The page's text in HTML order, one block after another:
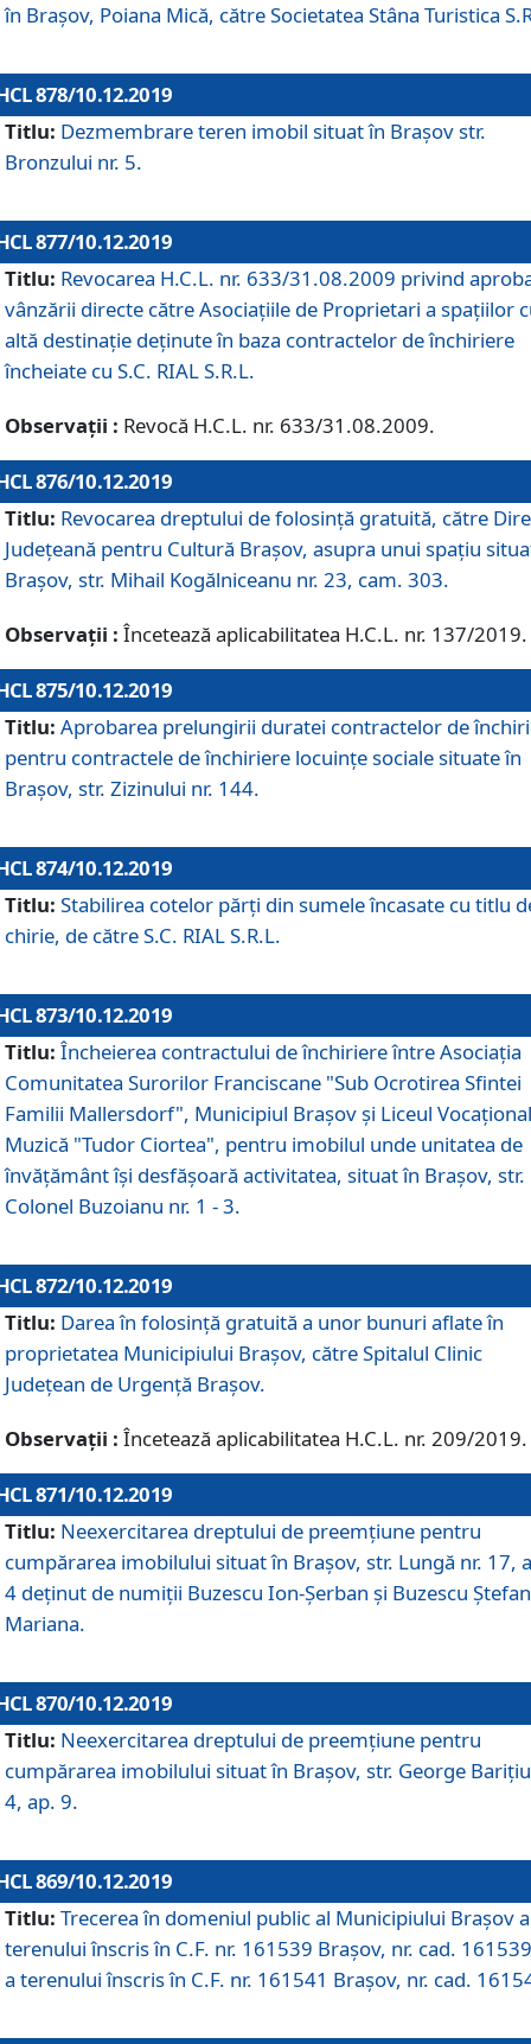
în Brașov, Poiana Mică, către Societatea Stâna Turistica
878/10.12.2019
Titlu: Dezmembrare teren imobil situat în Brașov str.
Bronzului nr. 5.
877/10.12.2019
Titlu: Revocarea H.C.L. nr. 633/31.08.2009 privind
vânzării directe către Asociațiile de Proprietari a spațiilor
altă destinație deținute în baza contractelor de închiriere
încheiate cu S.C. RIAL S.R.L.
Observații : Revocă H.C.L. nr. 633/31.08.2009.
876/10.12.2019
Titlu: Revocarea dreptului de folosinţă gratuită, către
Judeţeană pentru Cultură Braşov, asupra unui spaţiu
Braşov, str. Mihail Kogălniceanu nr. 23, cam. 303.
Observații : Încetează aplicabilitatea H.C.L. nr. 137/2019.
875/10.12.2019
Titlu: Aprobarea prelungirii duratei contractelor de
pentru contractele de închiriere locuinţe sociale situate în
Braşov, str. Zizinului nr. 144.
874/10.12.2019
Titlu: Stabilirea cotelor părți din sumele încasate cu titlu
chirie, de către S.C. RIAL S.R.L.
873/10.12.2019
Titlu: Încheierea contractului de închiriere între Asociația
Comunitatea Surorilor Franciscane "Sub Ocrotirea Sfintei
Familii Mallersdorf", Municipiul Braşov şi Liceul
Muzică "Tudor Ciortea", pentru imobilul unde unitatea de
învățământ îşi desfăşoară activitatea, situat în Braşov, str.
Colonel Buzoianu nr. 1 - 3.
872/10.12.2019
Titlu: Darea în folosinţă gratuită a unor bunuri aflate în
proprietatea Municipiului Braşov, către Spitalul Clinic
Judeţean de Urgenţă Braşov.
Observații : Încetează aplicabilitatea H.C.L. nr. 209/2019.
871/10.12.2019
Titlu: Neexercitarea dreptului de preemţiune pentru
cumpărarea imobilului situat în Braşov, str. Lungă nr. 17,
4 deţinut de numiţii Buzescu Ion-Şerban și Buzescu
Mariana.
870/10.12.2019
Titlu: Neexercitarea dreptului de preemţiune pentru
cumpărarea imobilului situat în Braşov, str. George
4, ap. 9.
869/10.12.2019
Titlu: Trecerea în domeniul public al Municipiului Braşov a
terenului înscris în C.F. nr. 161539 Brașov, nr. cad.
a terenului înscris în C.F. nr. 161541 Brașov, nr. cad.